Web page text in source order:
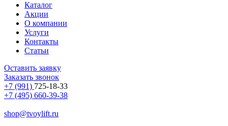
Каталог
Акции
О компании
Услуги
Контакты
Статьи
Оставить заявку
Заказать звонок
+7 (991) 725-18-33
+7 (495) 660-39-38
shop@tvoylift.ru